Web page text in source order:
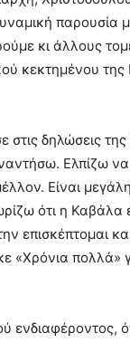
παρουσία
κι άλλους
κεκτημένου
δηλώσεις της
Ελπίζω
Είναι μεγάλη
ότι η Καβάλα
επισκέπτομαι
«Χρόνια πολλά»
ενδιαφέροντος,